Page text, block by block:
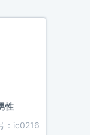
： ic0216